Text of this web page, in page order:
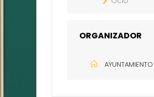
ORGANIZADOR